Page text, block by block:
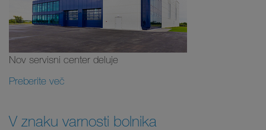
Nov servisni center deluje
Preberite več
V znaku varnosti bolnika